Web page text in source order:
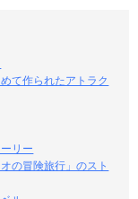
て作られたアトラク
リー
の冒険旅行」のスト